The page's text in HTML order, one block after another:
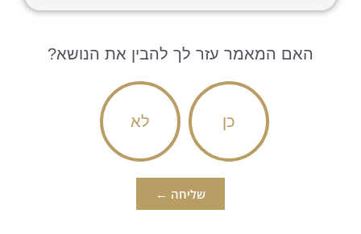
האם המאמר עזר לך להבין את הנושא?
כן לא
שליחה ←